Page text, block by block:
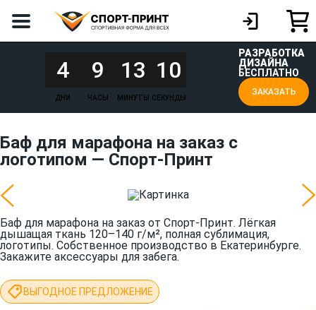
4
ДНИ
9
ЧАСЫ
13
МИНУТЫ
10
СЕКУНДЫ
РАЗРАБОТКА
ДИЗАЙНА
БЕСПЛАТНО
ЗАКАЗАТЬ
Баф для марафона на заказ с
логотипом — Спорт-Принт
Баф для марафона на заказ от Спорт-Принт. Лёгкая
дышащая ткань 120–140 г/м², полная сублимация,
логотипы. Собственное производство в Екатеринбурге.
Закажите аксессуары для забега.
ВЫГОДНОЕ ПРЕДЛОЖЕНИЕ